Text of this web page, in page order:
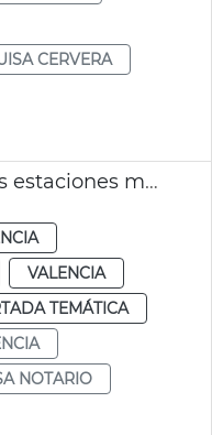
CERVERA
Normalización nombres estaciones metro
VALENCIA
TEMÁTICA
NOTARIO